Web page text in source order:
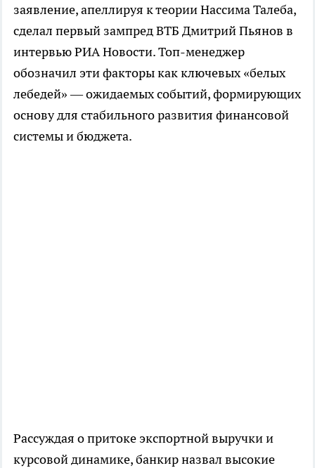
заявление, апеллируя к теории Нассима Талеба,
сделал первый зампред ВТБ Дмитрий Пьянов в
интервью РИА Новости. Топ-менеджер
обозначил эти факторы как ключевых «белых
лебедей» — ожидаемых событий, формирующих
основу для стабильного развития финансовой
системы и бюджета.
Рассуждая о притоке экспортной выручки и
курсовой динамике, банкир назвал высокие